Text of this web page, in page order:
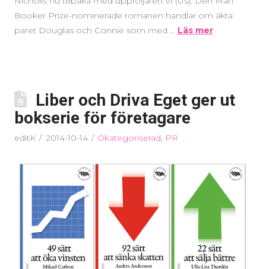
Booker Prize-nominerade romanen handlar om äkta
paret Douglas och Connie som med … Läs mer
Liber och Driva Eget ger ut
bokserie för företagare
editK 2014-10-14 Okategoriserad, PR